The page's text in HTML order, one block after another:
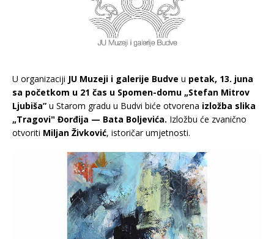
U organizaciji JU Muzeji i galerije Budve u petak, 13. juna
sa početkom u 21 čas u Spomen-domu „Stefan Mitrov
Ljubiša” u Starom gradu u Budvi biće otvorena izložba slika
„Tragoviˮ Đorđija — Bata Boljevića. Izložbu će zvanično
otvoriti Miljan Živković, istoričar umjetnosti.